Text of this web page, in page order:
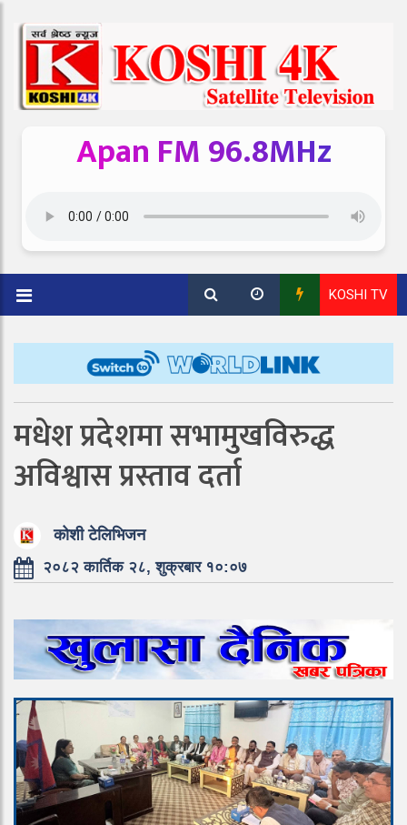
Apan FM 96.8MHz
KOSHI TV
मधेश प्रदेशमा सभामुखविरुद्ध
अविश्वास प्रस्ताव दर्ता
कोशी टेलिभिजन
२०८२ कार्तिक २८, शुक्रबार १०:०७